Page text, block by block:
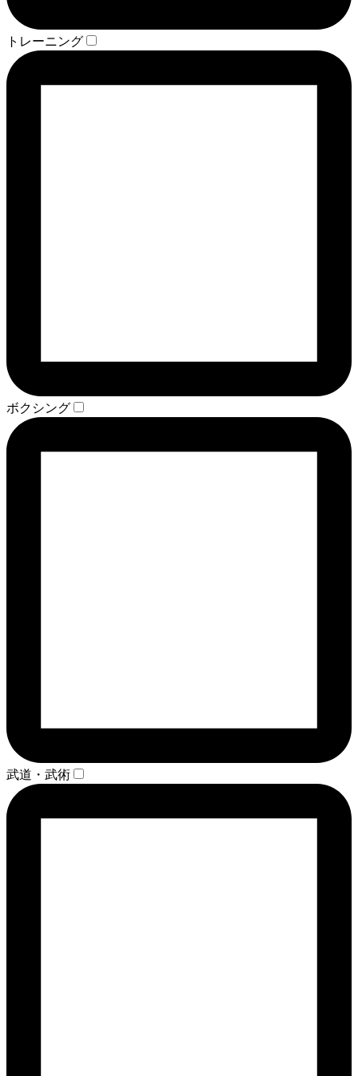
トレーニング
ボクシング
武道・武術